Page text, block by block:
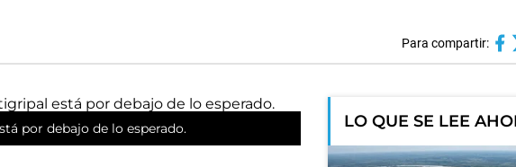
Para compartir:
por debajo de lo esperado. LO QUE SE LEE